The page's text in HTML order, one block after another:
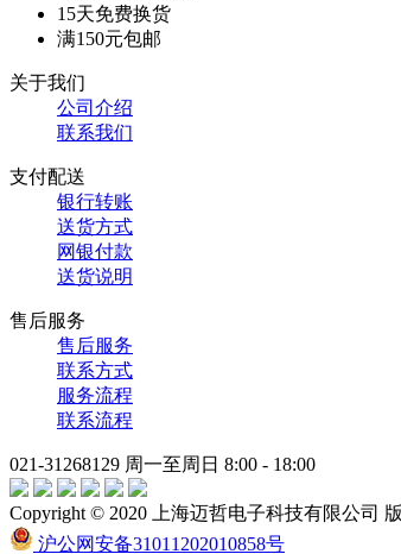
15天免费换货
满150元包邮
关于我们
公司介绍
联系我们
支付配送
银行转账
送货方式
网银付款
送货说明
售后服务
售后服务
联系方式
服务流程
联系流程
021-31268129 周一至周日 8:00 - 18:00
Copyright © 2020 上海迈哲电子科技有限公司
沪公网安备31011202010858号